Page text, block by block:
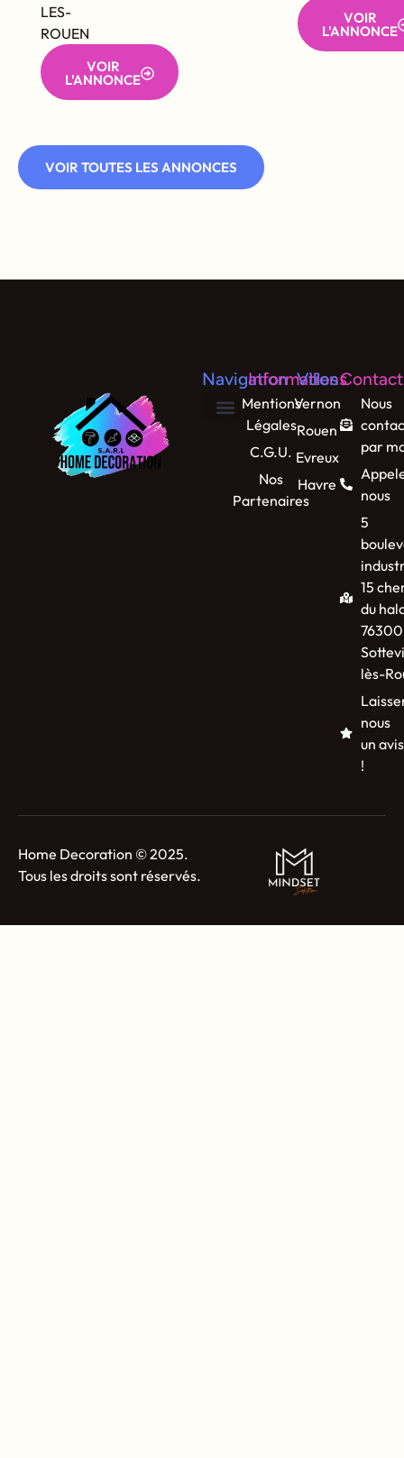
LES-
ROUEN
VOIR
L'ANNONCE
VOIR
L'ANNONCE
VOIR TOUTES LES ANNONCES
NavigationInformations
Mentions
Légales
C.G.U.
Nos
Partenaires
Villes
Vernon
Rouen
Evreux
Havre
Contact
Nous
par
nous
5
15
du
76300
lès-
nous
un avis
!
Home Decoration © 2025.
Tous les droits sont réservés.